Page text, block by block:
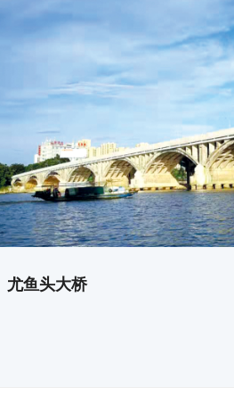
尤鱼头大桥